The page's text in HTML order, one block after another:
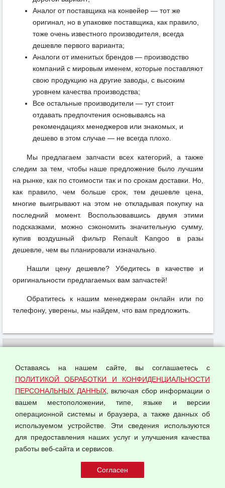
Аналог от поставщика на конвейер — тот же
оригинал, но в упаковке поставщика, как правило,
тоже очень известного производителя, всегда
дешевле первого варианта;
Аналоги от именитых брендов — производство
компаний с мировым именем, которые поставляют
свою продукцию на другие заводы, с высоким
уровнем качества производства;
Все остальные производители — тут стоит
отдавать предпочтения основываясь на
рекомендациях менеджеров или знакомых, и
дешево в этом случае — не всегда плохо.
Мы предлагаем запчасти всех категорий, а также
следим за тем, чтобы наше предложение было лучшим
на рынке, как по стоимости так и по срокам доставки. Но,
как правило, чем больше срок, тем дешевле цена,
многие выигрывают на этом не откладывая покупку на
последний момент. Воспользовавшись двумя этими
подсказками, можно сэкономить значительную сумму,
купив воздушный фильтр Renault Kangoo в разы
дешевле, чем вы планировали изначально.
Нашли цену дешевле? Убедитесь в качестве и
оригинальности предлагаемых вам запчастей!
Обратитесь к нашим менеджерам онлайн или по
телефону, уверены, мы найдем, что вам предложить.
Политика обработки и конфиденциальности
Согласием на обработку персональных данных
Вакансии
Оплата и возвраты
Написать письмо Руководству
Оставаясь на нашем сайте, вы соглашаетесь с
ПОЛИТИКОЙ ОБРАБОТКИ И КОНФИДЕНЦИАЛЬНОСТИ
ПЕРСОНАЛЬНЫХ ДАННЫХ, включая сбор информации о
вашем местоположении, типе, языке и версии
операционной системы и браузера, а также данных об
используемом устройстве. Эти сведения используются
для предоставления наших услуг и улучшения качества
работы веб-сайта и сервисов.